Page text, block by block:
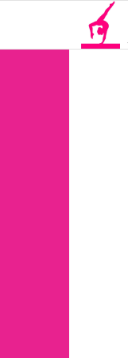
contenu